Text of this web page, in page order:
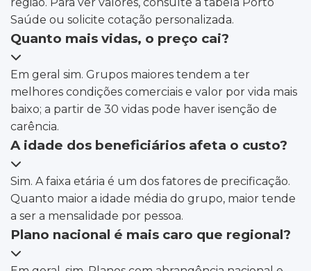
Saúde ou solicite cotação personalizada.
Quanto mais vidas, o preço cai?
Em geral sim. Grupos maiores tendem a ter
melhores condições comerciais e valor por vida mais
baixo; a partir de 30 vidas pode haver isenção de
carência.
A idade dos beneficiários afeta o custo?
Sim. A faixa etária é um dos fatores de precificação.
Quanto maior a idade média do grupo, maior tende
a ser a mensalidade por pessoa.
Plano nacional é mais caro que regional?